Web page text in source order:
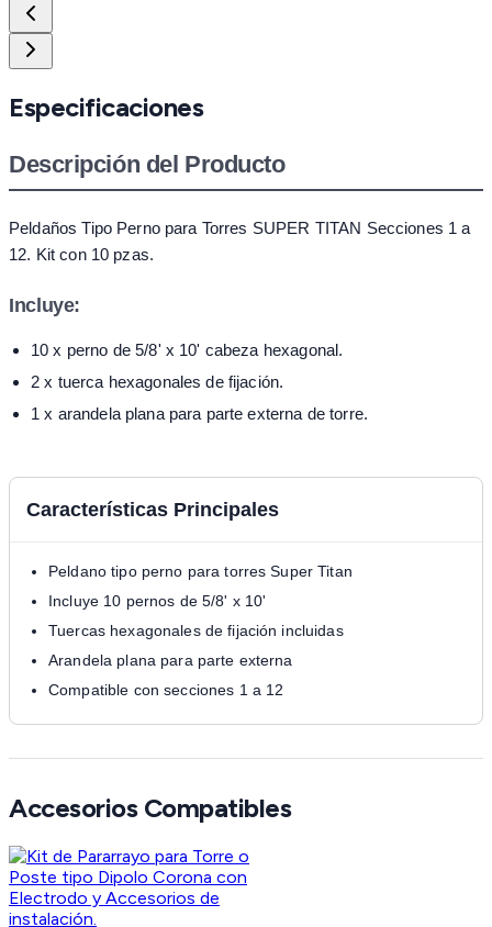
Especificaciones
Descripción del Producto
Peldaños Tipo Perno para Torres SUPER TITAN Secciones 1 a
12. Kit con 10 pzas.
Incluye:
10 x perno de 5/8' x 10' cabeza hexagonal.
2 x tuerca hexagonales de fijación.
1 x arandela plana para parte externa de torre.
Características Principales
Peldano tipo perno para torres Super Titan
Incluye 10 pernos de 5/8' x 10'
Tuercas hexagonales de fijación incluidas
Arandela plana para parte externa
Compatible con secciones 1 a 12
Accesorios Compatibles